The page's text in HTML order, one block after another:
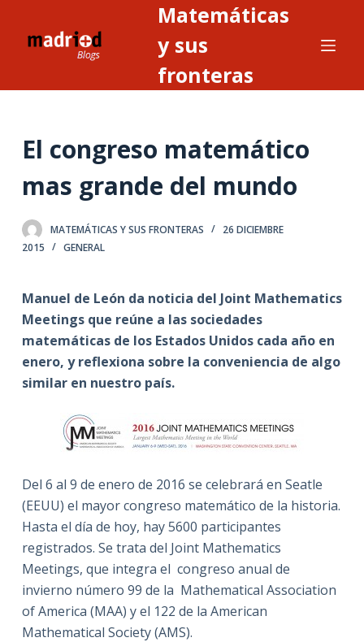
n
n
d
o
Matemáticas
y sus
fronteras
El congreso matemático
mas grande del mundo
MATEMÁTICAS Y SUS FRONTERAS
26 DICIEMBRE
2015
GENERAL
Manuel de León da noticia del Joint Mathematics
Meetings que reúne a las sociedades
matemáticas de los Estados Unidos cada año en
enero, y reflexiona sobre la conveniencia de algo
similar en nuestro país.
Del 6 al 9 de enero de 2016 se celebrará en Seatle
(EEUU) el mayor congreso matemático de la historia.
Hasta el día de hoy, hay 5600 participantes
registrados. Se trata del Joint Mathematics
Meetings, que integra el congreso anual de
invierno número 99 de la Mathematical Association
of America (MAA) y el 122 de la American
Mathematical Society (AMS).